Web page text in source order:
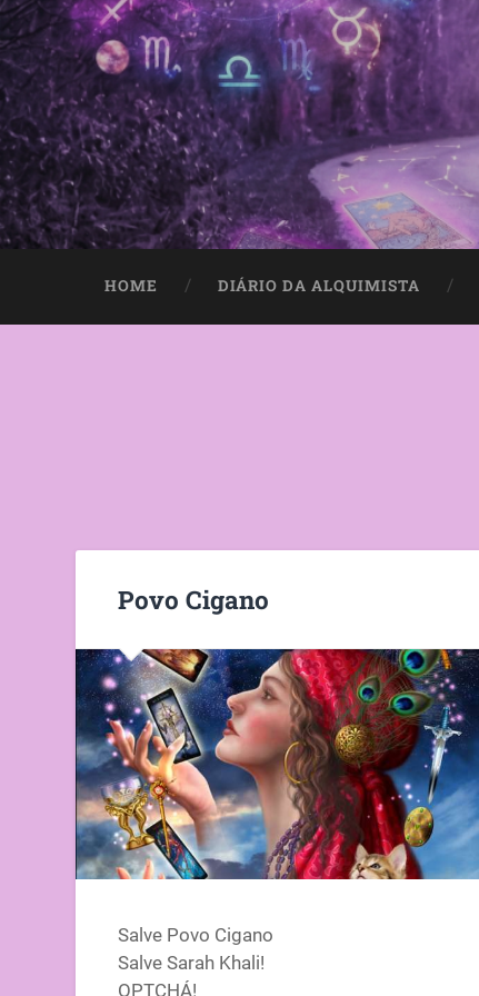
HOME DIÁRIO DA ALQUIMISTA
Povo Cigano
Salve Povo Cigano
Salve Sarah Khali!
OPTCHÁ!